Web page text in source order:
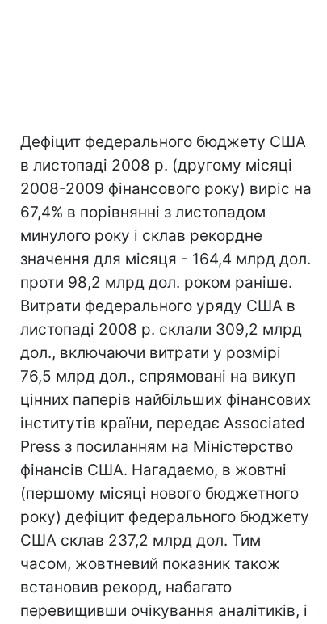
Дефіцит федерального бюджету США
в листопаді 2008 р. (другому місяці
2008-2009 фінансового року) виріс на
67,4% в порівнянні з листопадом
минулого року і склав рекордне
значення для місяця - 164,4 млрд дол.
проти 98,2 млрд дол. роком раніше.
Витрати федерального уряду США в
листопаді 2008 р. склали 309,2 млрд
дол., включаючи витрати у розмірі
76,5 млрд дол., спрямовані на викуп
цінних паперів найбільших фінансових
інститутів країни, передає Associated
Press з посиланням на Міністерство
фінансів США. Нагадаємо, в жовтні
(першому місяці нового бюджетного
року) дефіцит федерального бюджету
США склав 237,2 млрд дол. Тим
часом, жовтневий показник також
встановив рекорд, набагато
перевищивши очікування аналітиків, і